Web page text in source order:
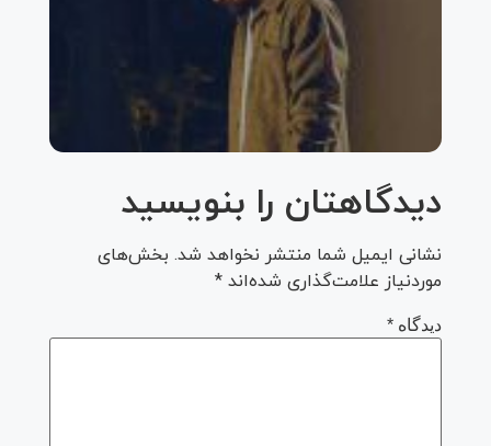
دیدگاهتان را بنویسید
نشانی ایمیل شما منتشر نخواهد شد. بخش‌های
موردنیاز علامت‌گذاری شده‌اند *
دیدگاه *